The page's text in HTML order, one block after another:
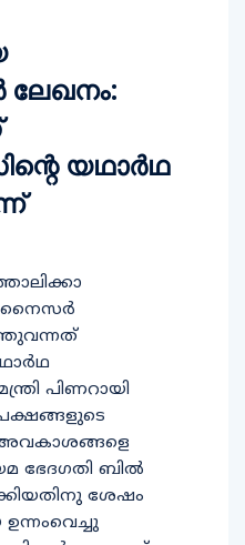
യഥാര്‍ഥ
പിണറായി
ഭേദഗതി ബില്‍
ശേഷം